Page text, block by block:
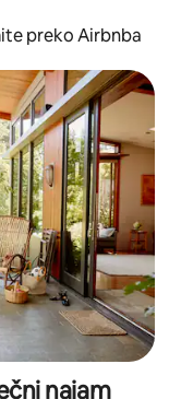
preko Airbnba
najam